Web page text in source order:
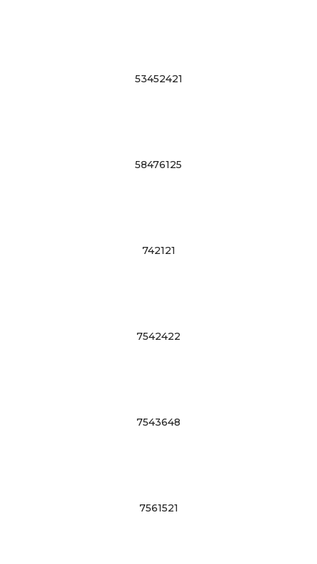
53452421
58476125
742121
7542422
7543648
7561521